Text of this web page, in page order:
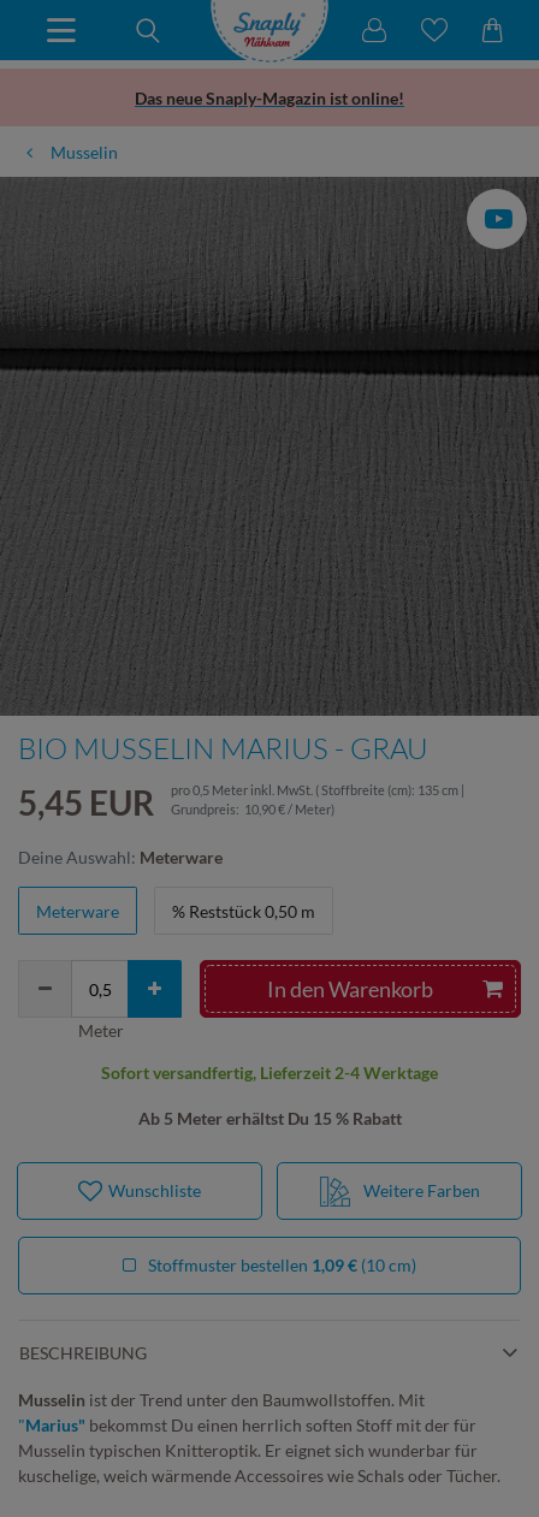
Das neue Snaply-Magazin ist online!
Musselin
BIO MUSSELIN MARIUS - GRAU
5,45 EUR pro0,5 Meter inkl. MwSt. ( Stoffbreite (cm): 135 cm |
Grundpreis: 10,90 € / Meter)
Ab 5 Meter erhältst Du 15 % Rabatt
Deine Auswahl: Meterware
Meterware % Reststück 0,50 m
In den Warenkorb
Meter
Sofort versandfertig, Lieferzeit 2-4 Werktage
Weitere Farben
Wunschliste
Stoffmuster bestellen 1,09 € (10 cm)
BESCHREIBUNG
Musselin ist der Trend unter den Baumwollstoffen. Mit
"Marius" bekommst Du einen herrlich soften Stoff mit der für
Musselin typischen Knitteroptik. Er eignet sich wunderbar für
kuschelige, weich wärmende Accessoires wie Schals oder Tücher.